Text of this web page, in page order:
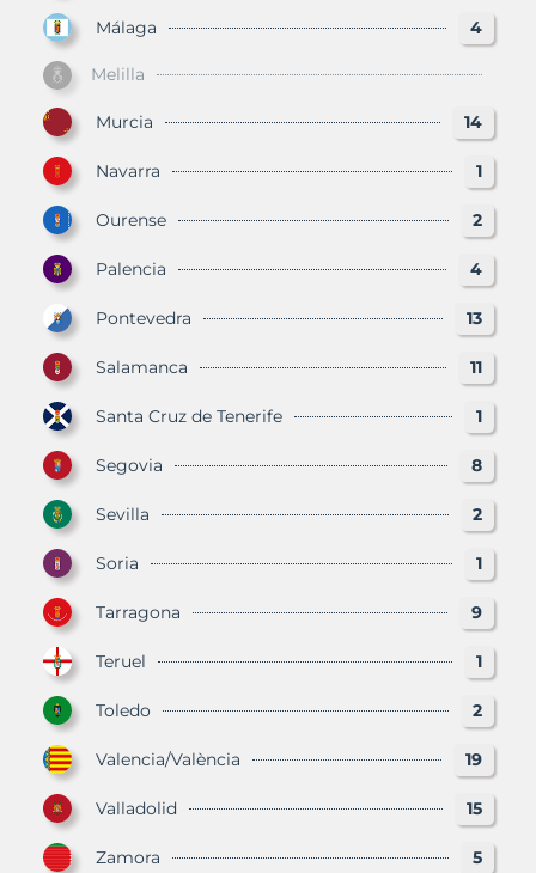
Málaga 4
Melilla
Murcia 14
Navarra 1
Ourense 2
Palencia 4
Pontevedra 13
Salamanca 11
Santa Cruz de Tenerife 1
Segovia 8
Sevilla 2
Soria 1
Tarragona 9
Teruel 1
Toledo 2
Valencia/València 19
Valladolid 15
Zamora 5